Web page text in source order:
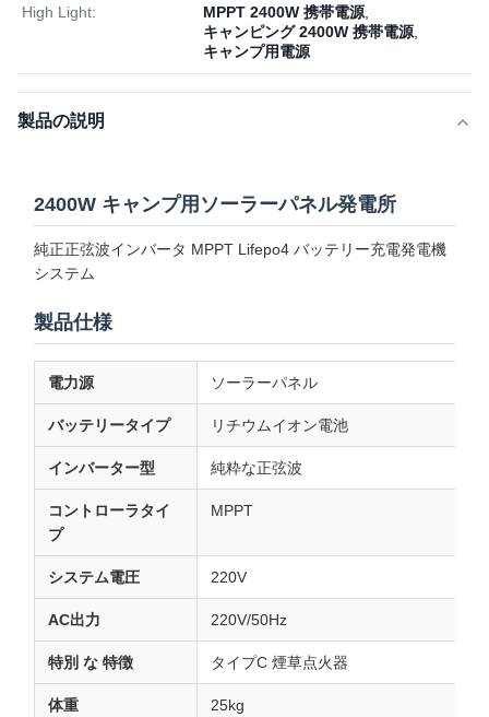
High Light: MPPT 2400W 携帯電源
キャンピング 2400W 携帯電源
キャンプ用電源
製品の説明
2400W キャンプ用ソーラーパネル発電所
純正正弦波インバータ MPPT Lifepo4 バッテリー充電発電機
システム
製品仕様
電力源 ソーラーパネル
バッテリータイプ リチウムイオン電池
インバーター型 純粋な正弦波
コントローラタイ
プ
MPPT
システム電圧 220V
AC出力 220V/50Hz
特別 な 特徴 タイプC 煙草点火器
体重 25kg